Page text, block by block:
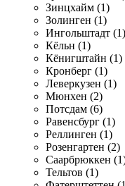
Зинцхайм (1)
Золинген (1)
Ингольштадт (1)
Кёльн (1)
Кёнигштайн (1)
Кронберг (1)
Леверкузен (1)
Мюнхен (2)
Потсдам (6)
Равенсбург (1)
Реллинген (1)
Розенгартен (2)
Саарбрюккен
Тельтов (1)